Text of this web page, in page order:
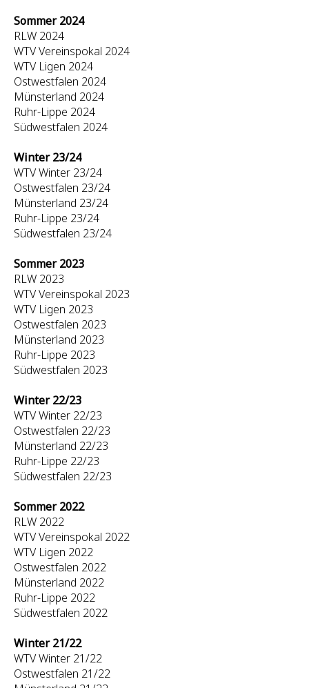
Sommer 2024
RLW 2024
WTV Vereinspokal 2024
WTV Ligen 2024
Ostwestfalen 2024
Münsterland 2024
Ruhr-Lippe 2024
Südwestfalen 2024
Winter 23/24
WTV Winter 23/24
Ostwestfalen 23/24
Münsterland 23/24
Ruhr-Lippe 23/24
Südwestfalen 23/24
Sommer 2023
RLW 2023
WTV Vereinspokal 2023
WTV Ligen 2023
Ostwestfalen 2023
Münsterland 2023
Ruhr-Lippe 2023
Südwestfalen 2023
Winter 22/23
WTV Winter 22/23
Ostwestfalen 22/23
Münsterland 22/23
Ruhr-Lippe 22/23
Südwestfalen 22/23
Sommer 2022
RLW 2022
WTV Vereinspokal 2022
WTV Ligen 2022
Ostwestfalen 2022
Münsterland 2022
Ruhr-Lippe 2022
Südwestfalen 2022
Winter 21/22
WTV Winter 21/22
Ostwestfalen 21/22